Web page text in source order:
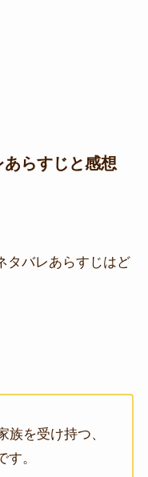
らすじと感想
タバレあらすじはど
族を受け持つ、
す。